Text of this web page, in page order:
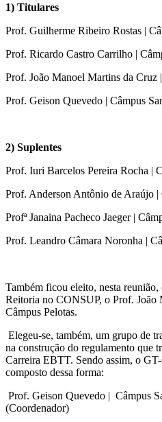
1) Titulares
Prof. Guilherme Ribeiro Rostas |
Prof. Ricardo Castro Carrilho |
Prof. João Manoel Martins da Cruz
Prof. Geison Quevedo | Câmpus
2) Suplentes
Prof. Iuri Barcelos Pereira Rocha |
Prof. Anderson Antônio de Araújo |
Profª Janaina Pacheco Jaeger |
Prof. Leandro Câmara Noronha |
Também ficou eleito, nesta reunião,
Reitoria no CONSUP, o Prof. João
Câmpus Pelotas.
Elegeu-se, também, um grupo de
na construção do regulamento que
Carreira EBTT. Sendo assim, o
composto dessa forma:
Prof. Geison Quevedo | Câmpus
(Coordenador)